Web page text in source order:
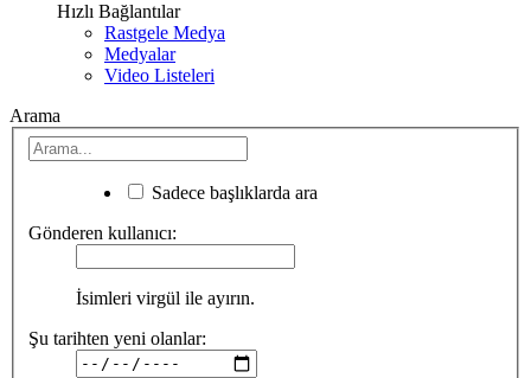
Hızlı Bağlantılar
Rastgele Medya
Medyalar
Video Listeleri
Arama
Sadece başlıklarda ara
Gönderen kullanıcı:
İsimleri virgül ile ayırın.
Şu tarihten yeni olanlar: